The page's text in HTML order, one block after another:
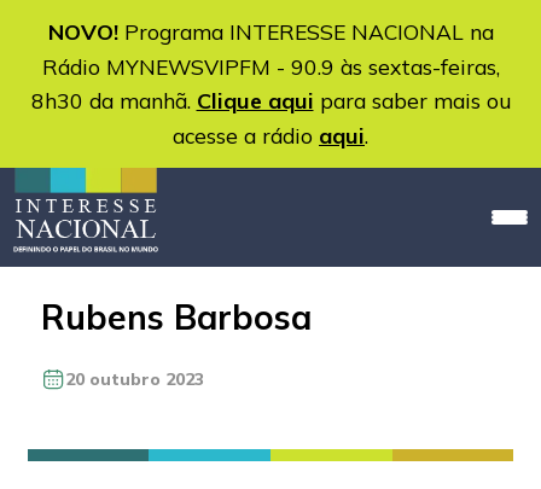
NOVO!Programa INTERESSE NACIONAL na
Rádio MYNEWSVIPFM - 90.9 às sextas-feiras,
8h30 da manhã. Clique aqui para saber mais ou
acesse a rádio aqui.
Rubens Barbosa
20 outubro 2023